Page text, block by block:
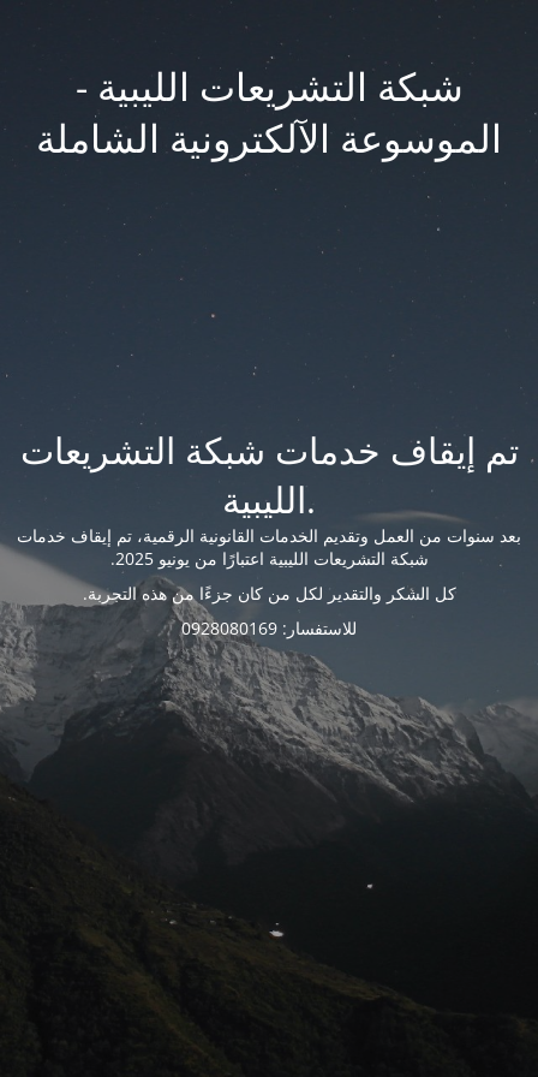
شبكة التشريعات الليبية -
الموسوعة الآلكترونية الشاملة
تم إيقاف خدمات شبكة التشريعات
الليبية.
بعد سنوات من العمل وتقديم الخدمات القانونية الرقمية، تم إيقاف خدمات
شبكة التشريعات الليبية اعتبارًا من يونيو 2025.
كل الشكر والتقدير لكل من كان جزءًا من هذه التجربة.
للاستفسار: 0928080169